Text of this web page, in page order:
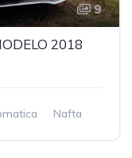
9
2018
Nafta